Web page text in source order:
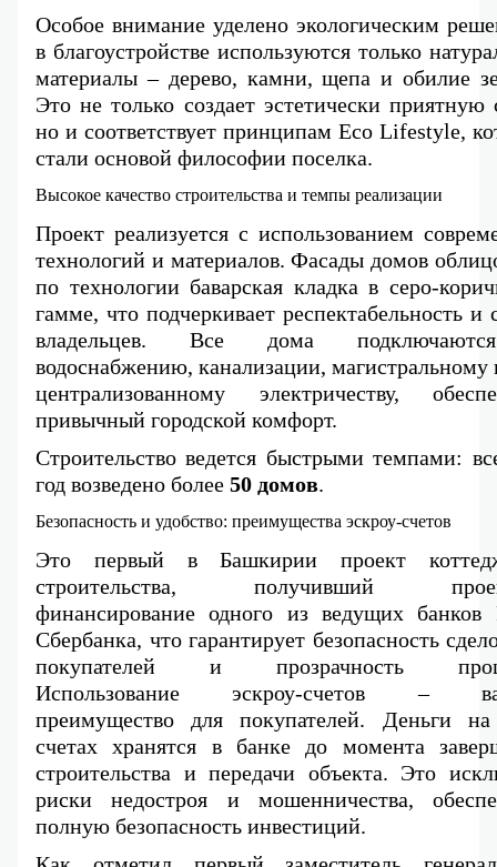
Особое внимание уделено экологическим
в благоустройстве используются только
материалы – дерево, камни, щепа и обилие
Это не только создает эстетически приятную
но и соответствует принципам Eco Lifestyle,
стали основой философии поселка.
Высокое качество строительства и темпы реализации
Проект реализуется с использованием
технологий и материалов. Фасады домов
по технологии баварская кладка в серо-
гамме, что подчеркивает респектабельность и
владельцев. Все дома
водоснабжению, канализации, магистральному
централизованному электричеству,
привычный городской комфорт.
Строительство ведется быстрыми темпами:
год возведено более 50 домов.
Безопасность и удобство: преимущества эскроу-счетов
Это первый в Башкирии проект
строительства, получивший
финансирование одного из ведущих
Сбербанка, что гарантирует безопасность
покупателей и прозрачность
Использование эскроу-счетов –
преимущество для покупателей. Деньги
счетах хранятся в банке до момента
строительства и передачи объекта. Это
риски недостроя и мошенничества,
полную безопасность инвестиций.